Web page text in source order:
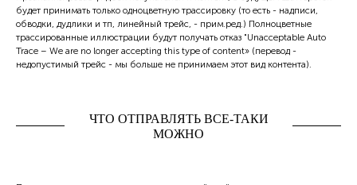
будет принимать только одноцветную трассировку (то есть - надписи,
обводки, дудлики и тп, линейный трейс, - прим.ред.) Полноцветные
трассированные иллюстрации будут получать отказ "Unacceptable Auto
Trace – We are no longer accepting this type of content» (перевод -
недопустимый трейс - мы больше не принимаем этот вид контента).
ЧТО ОТПРАВЛЯТЬ ВСЕ-ТАКИ
МОЖНО